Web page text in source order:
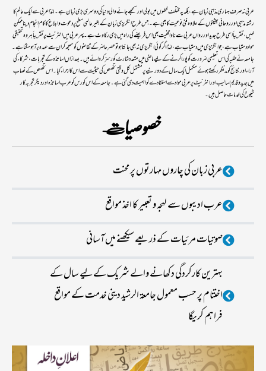
عربی نہ صرف ہماری مذہبی زبان ہے ،بلکہ یہ مختلف خطوں میں بولی اور سمجھے جانے والی دنیا کی دوسری بڑی زبان ہے۔ لہٰذا عربی سے ایک عالم کا
رشتہ مذہبی اور روحانی حیثیتوں کے علاوہ فنی نوعیت کا بھی ہے۔ جس طرح انگریزی زبان کے بغیر عالمی سطح پر دعوت و ابلاغ کا کام انجام دینا ممکن
نہیں، تقریباً اسی طرح جدید اور رواں عربی سے نا واقفیت بھی اس فریضے کی راہ میں بڑی رکاوٹ ہے۔ پھر عربی میں انٹرنیٹ پر تقریباً ہر وہ تحقیقی
مواد دستیاب ہے، جو انگزیزی میں دستیاب ہے، لہٰذا اگر کوئی انگریزی نہ بھی جانتا ہو تو عصر حاضر کے تقاضوں کو سمجھ کر ان سے عہدہ بر آ ہو سکتا ہے۔
جامعہ نے طلبہ کی اس تعلیمی ضرورت کو پورا کرنے کے لیے ماضی میں متعدد شارٹ کورسز کروائے ہیں۔ بعد ازاں اساتذہ کے تجربات، شرکاء کی
آراء اور نتائج کو مد نظر رکھتے ہوئے مکمل ایک سال کے دورنیے پر مشتمل کل وقتی تخصص کی حیثیت سے اس کا اجراء کیا۔ اس تخصص کے نصاب
میں جدید و قدیم اسالیب اور انٹرنیٹ پر عربی مواد سے استفادے کو اہمیت دی گئی ہے۔ جامعہ کے اس کورس کو عرب اساتذہ اور دیگر تجربہ کار
شیوخ کی خدمات حاصل ہیں۔
خصوصیات
عربی زبان کی چاروں مہارتوں پر محنت
عرب ادیبوں سے لہجہ و تعبیر کا اخذ مواقع
صوتیات مرئیات کے ذریعے سیکھنے میں آسانی
بہترین کارکردگی دکھانے والے شریک کےلیے سال کے
اختتام پر حسب معمول جامعۃ الرشید دینی خدمت کے مواقع
فراہم کریگا